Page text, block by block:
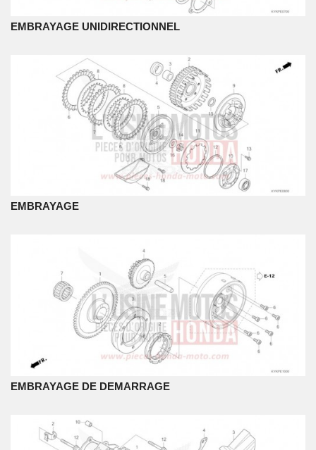
EMBRAYAGE UNIDIRECTIONNEL
EMBRAYAGE
EMBRAYAGE DE DEMARRAGE